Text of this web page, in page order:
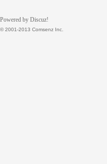
Powered by Discuz!
© 2001-2013 Comsenz Inc.